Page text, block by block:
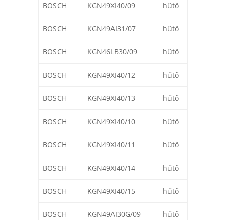
BOSCH KGN49XI40/09 hűtő
BOSCH KGN49AI31/07 hűtő
BOSCH KGN46LB30/09 hűtő
BOSCH KGN49XI40/12 hűtő
BOSCH KGN49XI40/13 hűtő
BOSCH KGN49XI40/10 hűtő
BOSCH KGN49XI40/11 hűtő
BOSCH KGN49XI40/14 hűtő
BOSCH KGN49XI40/15 hűtő
BOSCH KGN49AI30G/09 hűtő